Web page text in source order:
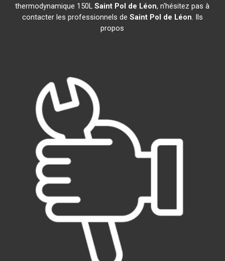
thermodynamique 150LSaint Pol de Léon, n'hésitez pas à
contacter les professionnels de Saint Pol de Léon. Ils
propos